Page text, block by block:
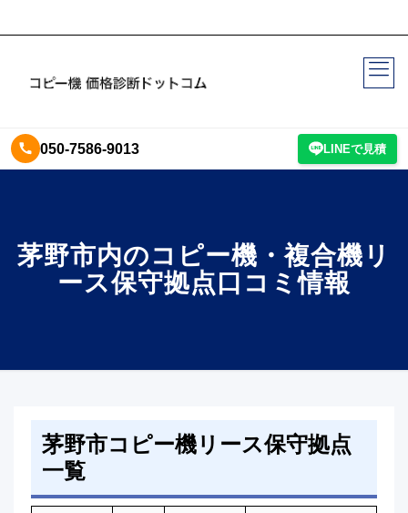
050-7586-9013 LINEで見積
茅野市内のコピー機・複合機リ
ース保守拠点口コミ情報
茅野市コピー機リース保守拠点
一覧